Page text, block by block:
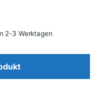
2-3 Werktagen